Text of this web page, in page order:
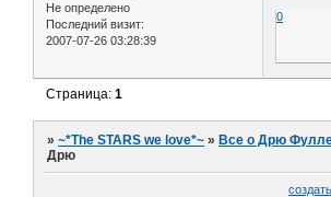
Не определено
Последний визит:
2007-07-26 03:28:39
0
Страница:1
»~*The STARS we love*~ »Все о Дрю
Дрю